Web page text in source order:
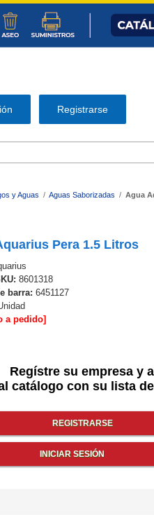
Registrarse
y Aguas / Aguas Saborizadas / Agua
Pera 1.5 Litros
8601318
barra: 6451127
a pedido]
Regístre su empresa y
catálogo con su lista